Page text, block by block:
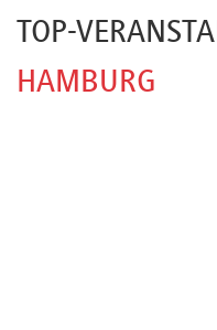
TOP-
HAMBURG